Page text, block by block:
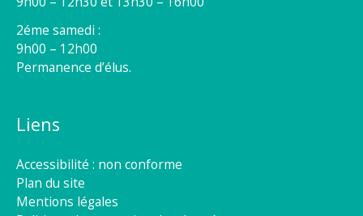
2éme samedi :
9h00 – 12h00
Permanence d’élus.
Liens
Accessibilité : non conforme
Plan du site
Mentions légales